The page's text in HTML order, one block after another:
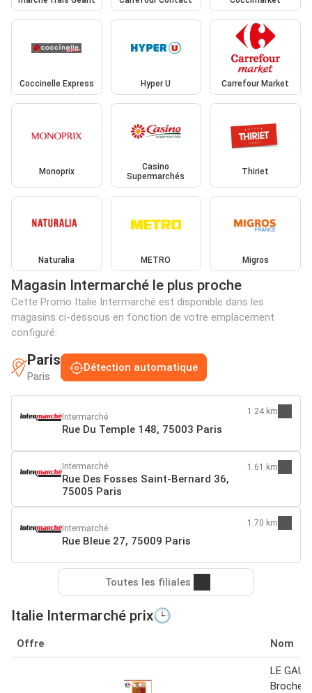
Coccinelle Express Hyper U Carrefour Market
Monoprix
Casino
Supermarchés
Thiriet
Naturalia METRO Migros
Magasin Intermarché le plus proche
Cette Promo Italie Intermarché est disponible dans les
magasins ci-dessous en fonction de votre emplacement
configuré:
Paris
Paris
Détection automatique
Intermarché
Rue Du Temple 148, 75003 Paris
1.24 km
Intermarché
Rue Des Fosses Saint-Bernard 36,
75005 Paris
1.61 km
Intermarché
Rue Bleue 27, 75009 Paris
1.70 km
Toutes les filiales
Italie Intermarché prix🕒
Offre Nom
LE